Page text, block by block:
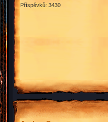
Příspěvků: 3430